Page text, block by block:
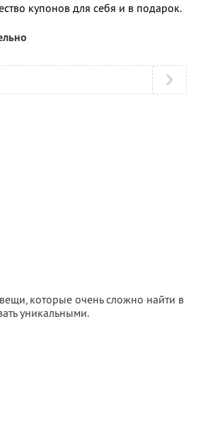
купонов для себя и в подарок.
которые очень сложно найти в
уникальными.